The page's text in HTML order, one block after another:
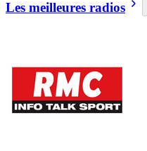
Les meilleures radios